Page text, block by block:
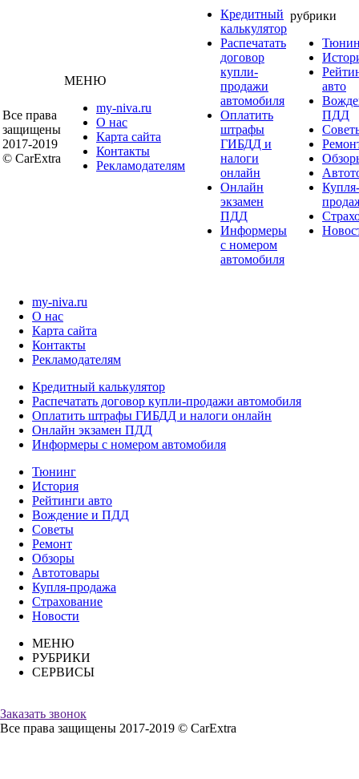
Все права
защищены
2017-2019
© CarExtra
МЕНЮ
my-niva.ru
О нас
Карта сайта
Контакты
Рекламодателям
Кредитный
калькулятор
Распечатать
договор
купли-
продажи
автомобиля
Оплатить
штрафы
ГИБДД и
налоги
онлайн
Онлайн
экзамен
ПДД
Информеры
с номером
автомобиля
рубрики
авто
ПДД
Купля-
my-niva.ru
О нас
Карта сайта
Контакты
Рекламодателям
Кредитный калькулятор
Распечатать договор купли-продажи автомобиля
Оплатить штрафы ГИБДД и налоги онлайн
Онлайн экзамен ПДД
Информеры с номером автомобиля
Тюнинг
История
Рейтинги авто
Вождение и ПДД
Советы
Ремонт
Обзоры
Автотовары
Купля-продажа
Страхование
Новости
МЕНЮ
РУБРИКИ
СЕРВИСЫ
Заказать звонок
Все права защищены 2017-2019 © CarExtra